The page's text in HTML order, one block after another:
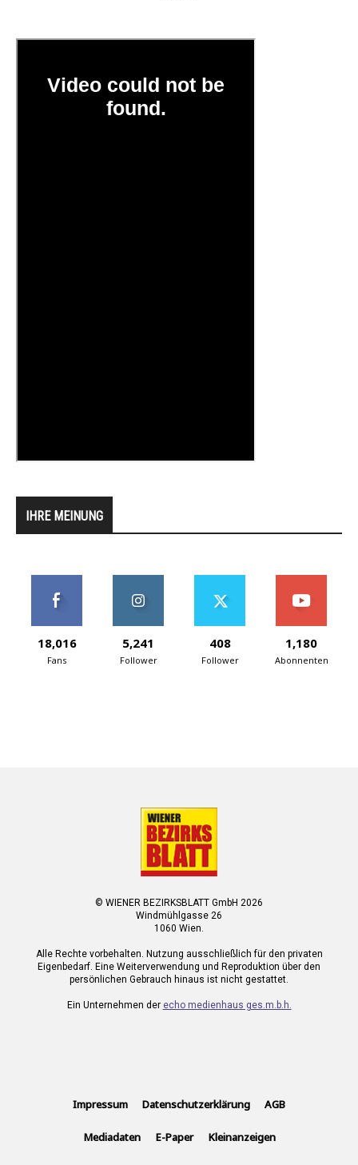
IHRE MEINUNG
18,016
Fans
5,241
Follower
408
Follower
1,180
Abonnenten
© WIENER BEZIRKSBLATT GmbH 2026
Windmühlgasse 26
1060 Wien.
Alle Rechte vorbehalten. Nutzung ausschließlich für den privaten
Eigenbedarf. Eine Weiterverwendung und Reproduktion über den
persönlichen Gebrauch hinaus ist nicht gestattet.
Ein Unternehmen der echo medienhaus ges.m.b.h.
Impressum Datenschutzerklärung AGB
Mediadaten E-Paper Kleinanzeigen